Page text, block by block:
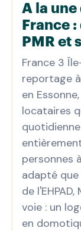
A la une
France
PMR et
France 3
reportage
en
locataires
personnes
adapté
de
voie : un
en